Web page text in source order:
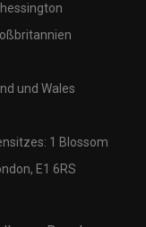
und Wales
1 Blossom
E1 6RS